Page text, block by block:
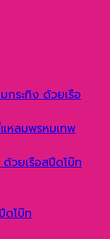
ระทิง ด้วยเรือ
หลมพรหมเทพ
วยเรือสปีดโบ๊ท
ดโบ๊ท